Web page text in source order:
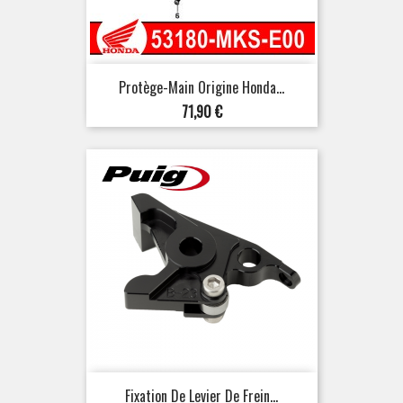
Protège-Main Origine Honda...
Prix
71,90 €
Fixation De Levier De Frein...